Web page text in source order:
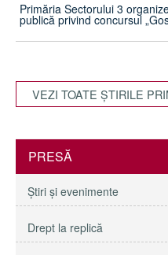
Primăria Sectorului 3
publică privind concursul
VEZI TOATE ŞTIRILE
PRESĂ
Ştiri şi evenimente
Drept la replică